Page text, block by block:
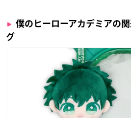
僕のヒーローアカデミアの
グ